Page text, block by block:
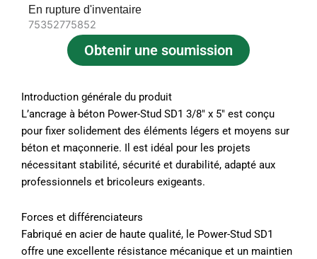
En rupture d'inventaire
75352775852
Obtenir une soumission
Introduction générale du produit
L’ancrage à béton Power-Stud SD1 3/8″ x 5″ est conçu
pour fixer solidement des éléments légers et moyens sur
béton et maçonnerie. Il est idéal pour les projets
nécessitant stabilité, sécurité et durabilité, adapté aux
professionnels et bricoleurs exigeants.
Forces et différenciateurs
Fabriqué en acier de haute qualité, le Power-Stud SD1
offre une excellente résistance mécanique et un maintien